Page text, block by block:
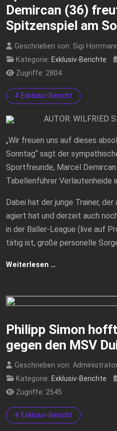
Demircan (36)
Spitzenspiel am
Geschrieben von: Sigi
Kategorie: Exklusiv-Berichte
Zugriffe: 2804
# Exklusiv-Bericht
AUTOR: WILFRIED
„Wir freuen uns auf dieses
Sonntag“ sagt der
Sportfreunde, Marcel
Tabellenführer Verlautenheide
Dabei hat der junge Trainer,
agiert hat und derzeit auch
in der Baller-League (live auf
tätig ist, große personelle
Weiterlesen …
Philipp Simon
gegen den MSV
Geschrieben von:
Kategorie: Exklusiv-Berichte
Zugriffe: 2545
# Exklusiv-Bericht